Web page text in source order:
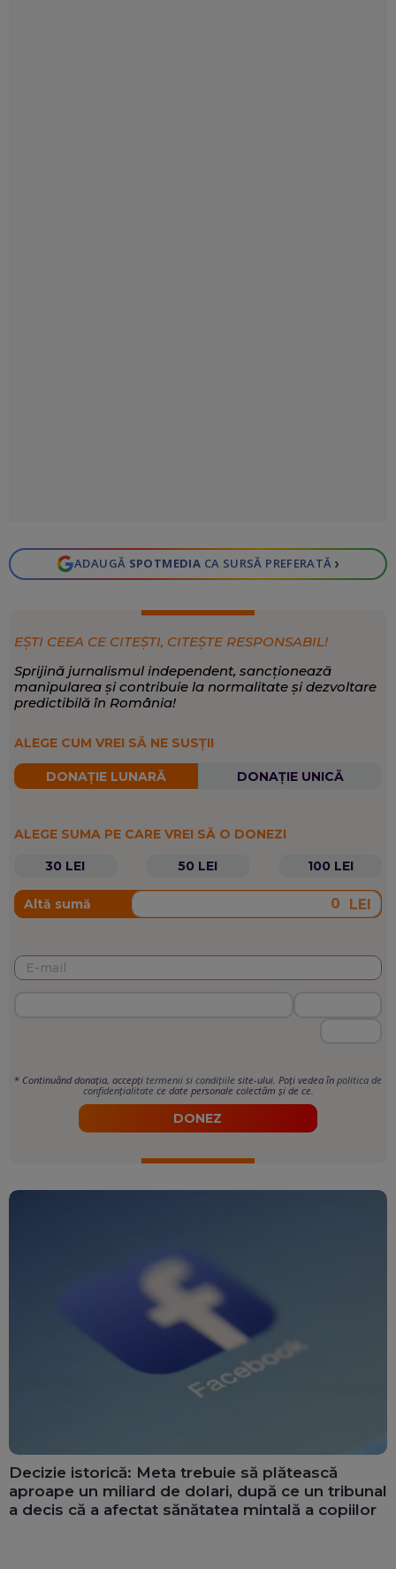
ADAUGĂ SPOTMEDIA CA SURSĂ PREFERATĂ ›
EȘTI CEEA CE CITEȘTI, CITEȘTE RESPONSABIL!
Sprijină jurnalismul independent, sancționează
manipularea și contribuie la normalitate și dezvoltare
predictibilă în România!
ALEGE CUM VREI SĂ NE SUSȚII
DONAȚIE LUNARĂ DONAȚIE UNICĂ
ALEGE SUMA PE CARE VREI SĂ O DONEZI
30 LEI
50 LEI 100 LEI
Altă sumă LEI
* Continuând donația, accepți termenii si condițiile site-ului. Poți vedea în politica de
confidențialitate ce date personale colectăm și de ce.
DONEZ
Decizie istorică: Meta trebuie să plătească
aproape un miliard de dolari, după ce un tribunal
a decis că a afectat sănătatea mintală a copiilor